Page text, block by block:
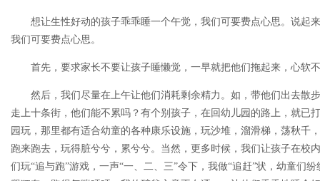
想让生性好动的孩子乖乖睡一个午觉，我们可要费点心思。说起
我们可要费点心思。
首先，要求家长不要让孩子睡懒觉，一早就把他们拖起来，心软
然后，我们尽量在上午让他们消耗剩余精力。如，带他们出去
走上十条街，他们能不累吗？有个别孩子，在回幼儿园的路上，就已
园玩，那里都有适合幼童的各种康乐设施，玩沙堆，溜滑梯，荡秋
跑来跑去，玩得脏兮兮，累兮兮。当然，更多时候，我们让孩子在校
们玩“追与跑”游戏，一声“一、二、三”令下，我做“追赶”状，幼童们